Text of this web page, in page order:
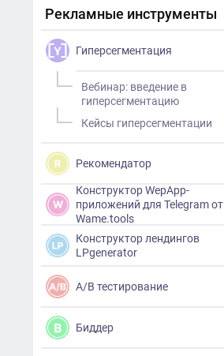
Рекламные инструменты
Гиперсегментация
Вебинар: введение в
гиперсегментацию
Кейсы гиперсегментации
Рекомендатор
Конструктор WepApp-
приложений для Telegram от
Wame.tools
Конструктор лендингов
LPgenerator
A/B тестирование
Биддер